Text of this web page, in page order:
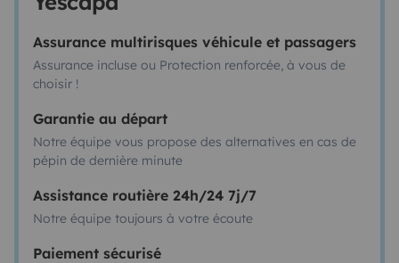
Assurance multirisques véhicule et passagers
Assurance incluse ou Protection renforcée, à vous de
choisir !
Garantie au départ
Notre équipe vous propose des alternatives en cas de
pépin de dernière minute
Assistance routière 24h/24 7j/7
Notre équipe toujours à votre écoute
Paiement sécurisé